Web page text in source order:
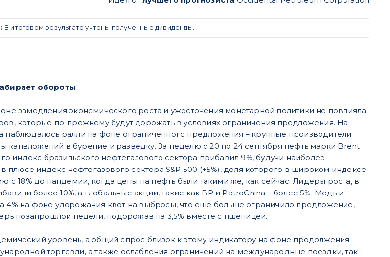
В итоговом результате учтены полученные дивиденды.
обороты
замедления экономического роста и ужесточения монетарной политики не повлияла
которые по-прежнему будут дорожать в условиях ограничения предложения. На
ралли на фоне ограниченного предложения – крупные производители
в бурение и разведку. За неделю с 20 по 24 сентября нефть марки Brent
индекс бразильского нефтегазового сектора прибавил 9%, будучи наиболее
плюсе индекс нефтегазового сектора S&P 500 (+5%), доля которого в широком индексе
с 18% до пандемии, когда цены на нефть были такими же, как сейчас. Лидеры роста, в
более 10%, а глобальные акции, такие как BP и PetroChina – более 5%. Медь и
4% на фоне удорожания квот на выбросы, что еще больше ограничило предложение,
позапрошлой недели, подорожав на 3,5% вместе с пшеницей.
уровень, а общий спрос близок к этому индикатору на фоне продолжения
торговли, а также ослабления ограничений на международные поездки, так